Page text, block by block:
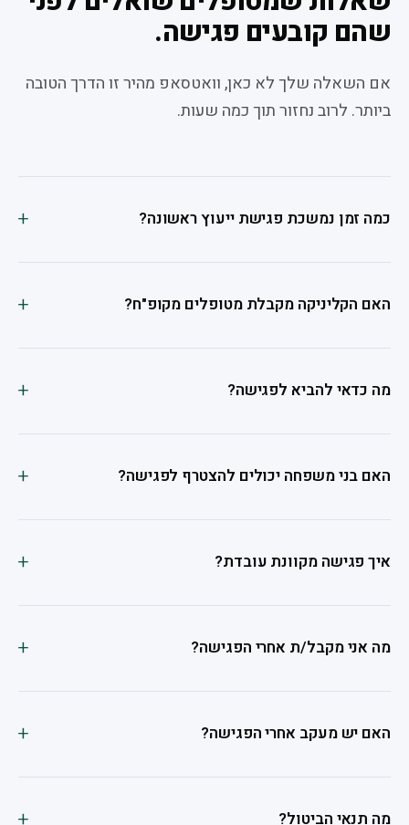
שהם קובעים פגישה.
אם השאלה שלך לא כאן, וואטסאפ מהיר זו הדרך הטובה
ביותר. לרוב נחזור תוך כמה שעות.
כמה זמן נמשכת פגישת ייעוץ ראשונה?
האם הקליניקה מקבלת מטופלים מקופ"ח?
מה כדאי להביא לפגישה?
האם בני משפחה יכולים להצטרף לפגישה?
איך פגישה מקוונת עובדת?
מה אני מקבל/ת אחרי הפגישה?
האם יש מעקב אחרי הפגישה?
מה תנאי הביטול?